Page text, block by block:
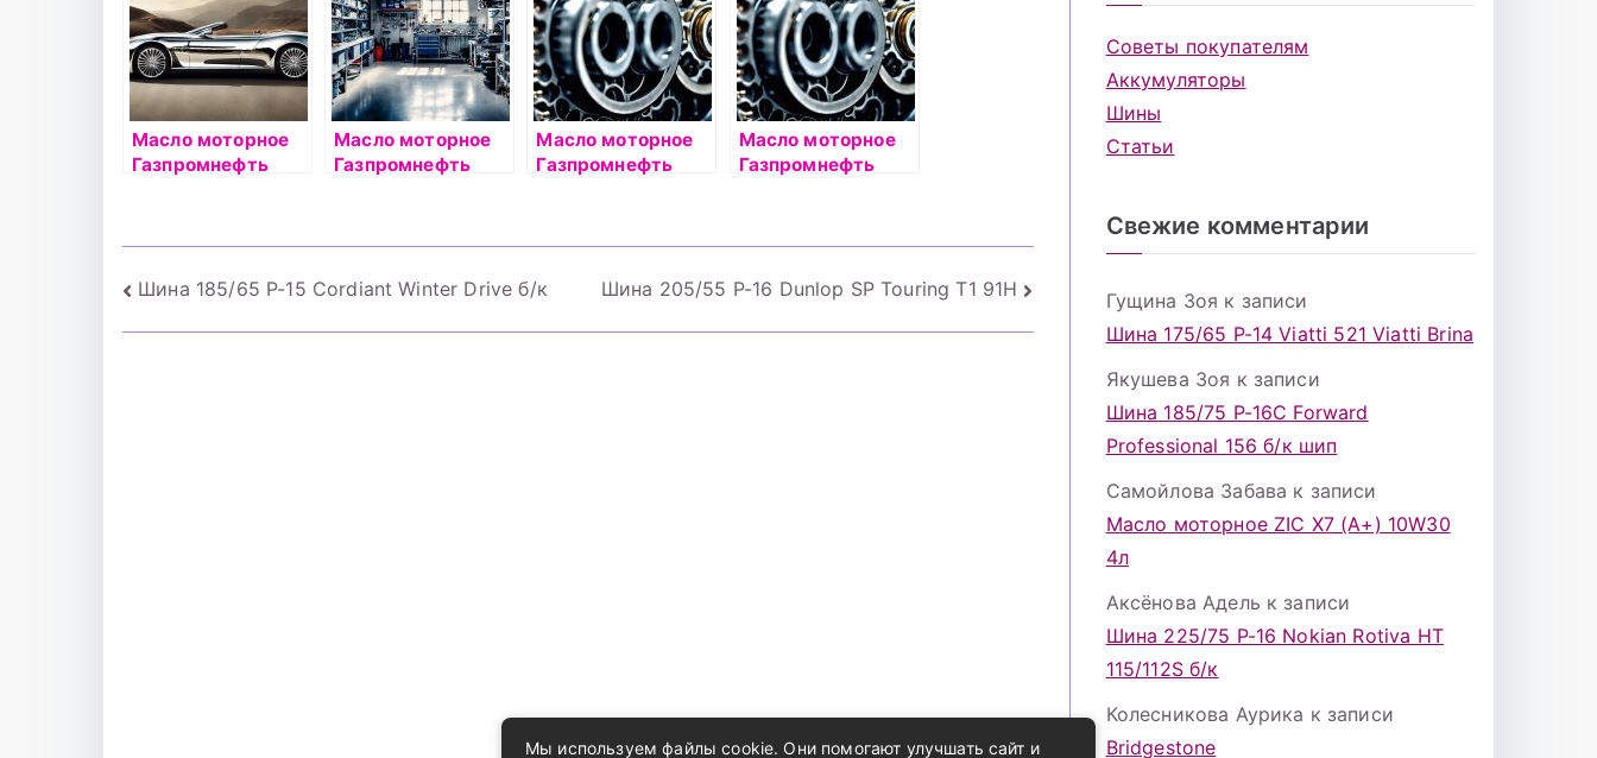
Масло моторное
Газпромнефть
Масло моторное
Газпромнефть
Масло моторное
Газпромнефть
Масло моторное
Газпромнефть
Навигация
по
Шина 185/65 Р-15 Cordiant Winter Drive б/к Шина 205/55 Р-16 Dunlop SP Touring T1 91H
Советы покупателям
Аккумуляторы
Шины
Статьи
Свежие комментарии
Гущина Зоя к записи
Шина 175/65 Р-14 Viatti 521 Viatti Brina
Якушева Зоя к записи
Шина 185/75 Р-16С Forward
Professional 156 б/к шип
Самойлова Забава к записи
Масло моторное ZIC X7 (A+) 10W30
4л
Аксёнова Адель к записи
Шина 225/75 Р-16 Nokian Rotiva HT
115/112S б/к
Колесникова Аурика к записи
Bridgestone
Мы используем файлы cookie. Они помогают улучшать сайт и